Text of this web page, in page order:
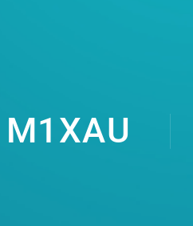
M1XAU